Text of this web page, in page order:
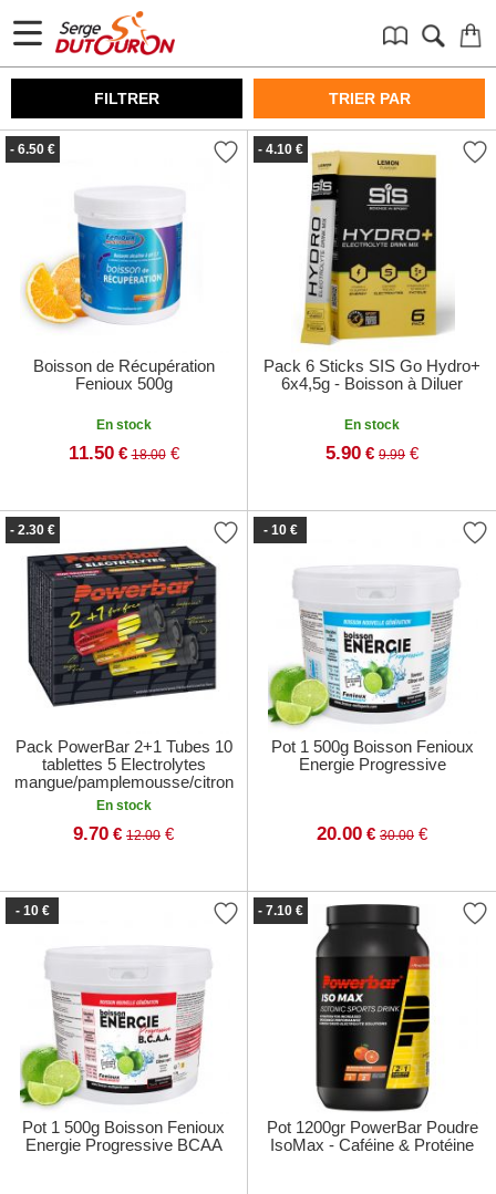
FILTRER TRIER PAR
- 6.50 €
Boisson de Récupération
Fenioux 500g
En stock
11.50 € 18.00€
- 4.10 €
Pack 6 Sticks SIS Go Hydro+
6x4,5g - Boisson à Diluer
En stock
5.90 € 9.99 €
- 2.30 €
Pack PowerBar 2+1 Tubes 10
tablettes 5 Electrolytes
mangue/pamplemousse/citron
En stock
9.70 € 12.00 €
- 10 €
Pot 1 500g Boisson Fenioux
Energie Progressive
20.00 € 30.00 €
- 10 €
Pot 1 500g Boisson Fenioux
Energie Progressive BCAA
- 7.10 €
Pot 1200gr PowerBar Poudre
IsoMax - Caféine & Protéine